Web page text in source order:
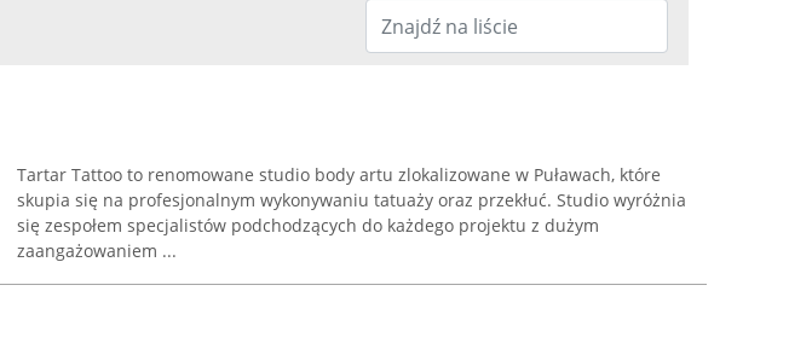
Tartar Tattoo to renomowane studio body artu zlokalizowane w Puławach, które
skupia się na profesjonalnym wykonywaniu tatuaży oraz przekłuć. Studio wyróżnia
się zespołem specjalistów podchodzących do każdego projektu z dużym
zaangażowaniem ...